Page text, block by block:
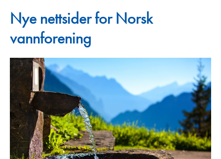
Nye nettsider for Norsk
vannforening